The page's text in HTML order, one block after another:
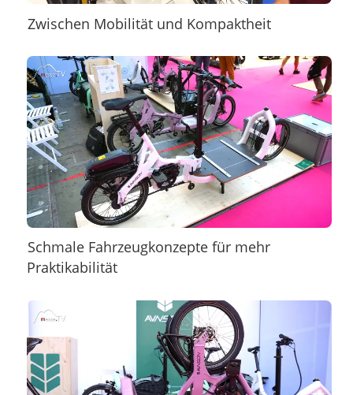
Zwischen Mobilität und Kompaktheit
Schmale Fahrzeugkonzepte für mehr
Praktikabilität